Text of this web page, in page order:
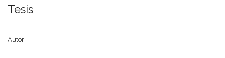
Tesis
Autor